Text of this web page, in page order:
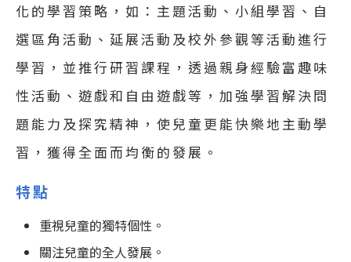
化的學習策略，如：主題活動、小組學習、自
選區角活動、延展活動及校外參觀等活動進行
學習，並推行研習課程，透過親身經驗富趣味
性活動、遊戲和自由遊戲等，加強學習解決問
題能力及探究精神，使兒童更能快樂地主動學
習，獲得全面而均衡的發展。
特點
重視兒童的獨特個性。
關注兒童的全人發展。